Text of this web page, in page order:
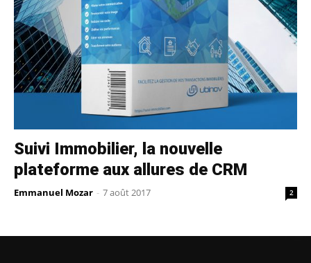
Suivi Immobilier, la nouvelle
plateforme aux allures de CRM
Emmanuel Mozar - 7 août 2017 2